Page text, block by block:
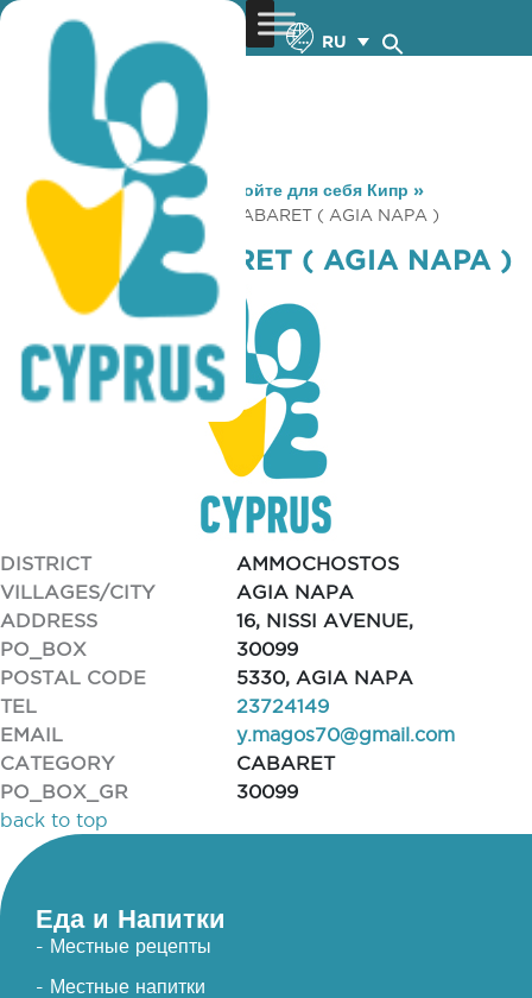
RU
You are here: Home »Откройте для себя Кипр »
Gastronomy
» OTHELLO CABARET ( AGIA NAPA )
OTHELLO CABARET ( AGIA NAPA )
DISTRICT
AMMOCHOSTOS
VILLAGES/CITY
AGIA NAPA
ADDRESS
16, NISSI AVENUE,
PO_BOX
30099
POSTAL CODE
5330, AGIA NAPA
TEL
23724149
EMAIL
y.magos70@gmail.com
CATEGORY
CABARET
PO_BOX_GR
30099
back to top
Еда и Напитки
- Местные рецепты
- Местные напитки